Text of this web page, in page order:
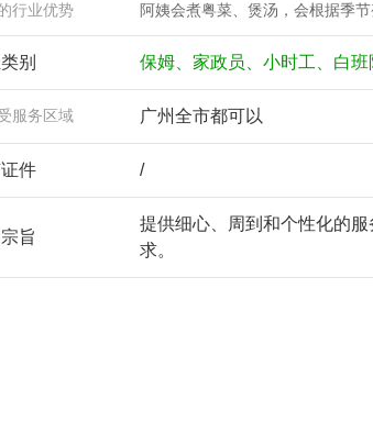
行业优势 阿姨会煮粤菜、煲汤，会根据季
别 保姆、家政员、小时工、白
服务区域 广州全市都可以
件 /
旨
提供细心、周到和个性化的
求。